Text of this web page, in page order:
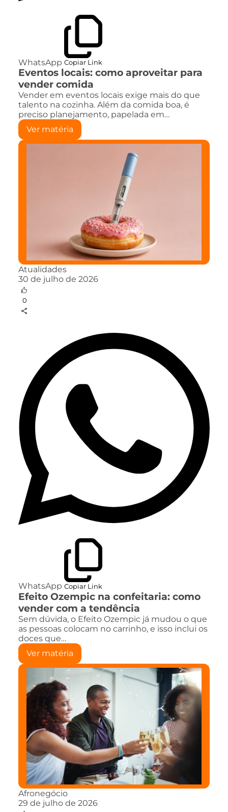
WhatsApp Copiar Link
Eventos locais: como aproveitar para
vender comida
Vender em eventos locais exige mais do que
talento na cozinha. Além da comida boa, é
preciso planejamento, papelada em…
Ver matéria
Atualidades
30 de julho de 2026
0
WhatsApp Copiar Link
Efeito Ozempic na confeitaria: como
vender com a tendência
Sem dúvida, o Efeito Ozempic já mudou o que
as pessoas colocam no carrinho, e isso inclui os
doces que…
Ver matéria
Afronegócio
29 de julho de 2026